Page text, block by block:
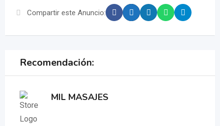
Compartir este Anuncio:
Recomendación:
MIL MASAJES